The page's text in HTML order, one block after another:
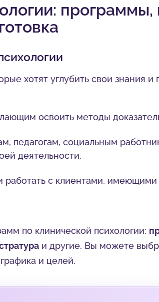
программы,
хотят углубить свои знания и
освоить методы
педагогам, социальным
деятельности.
работать с клиентами,
по клинической психологии:
и другие. Вы можете
и целей.